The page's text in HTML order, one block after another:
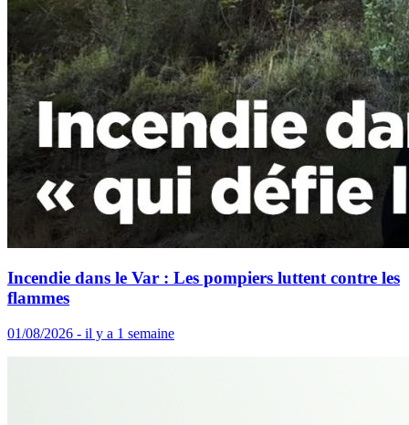
Incendie dans le Var : Les pompiers luttent contre les
flammes
01/08/2026 - il y a 1 semaine